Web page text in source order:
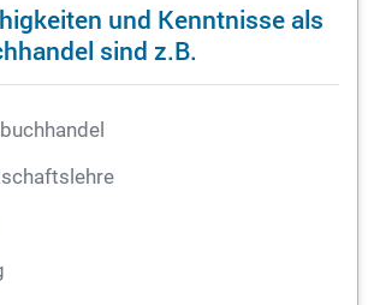
und Kenntnisse als
sind z.B.